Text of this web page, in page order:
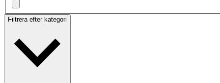
Filtrera efter kategori